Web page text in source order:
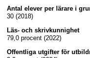
Antal elever per lärare i
30 (2018)
Läs- och skrivkunnighet
79,0 procent (2022)
Offentliga utgifter för